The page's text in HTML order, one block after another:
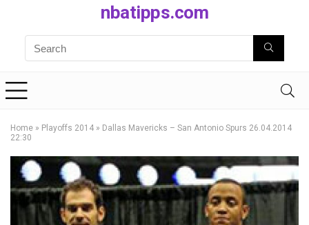
nbatipps.com
Home » Playoffs 2014 » Dallas Mavericks – San Antonio Spurs 26.04.2014
22:30